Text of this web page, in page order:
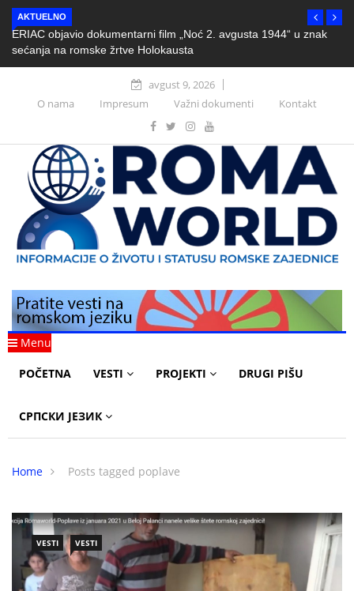
AKTUELNO
ERIAC objavio dokumentarni film „Noć 2. avgusta 1944“ u znak
sećanja na romske žrtve Holokausta
avgust 9, 2026
O nama
Impresum Važni dokumenti Kontakt
Menu
POČETNA VESTI PROJEKTI DRUGI PIŠU
СРПСКИ ЈЕЗИК
Home Posts tagged poplave
VESTI VESTI